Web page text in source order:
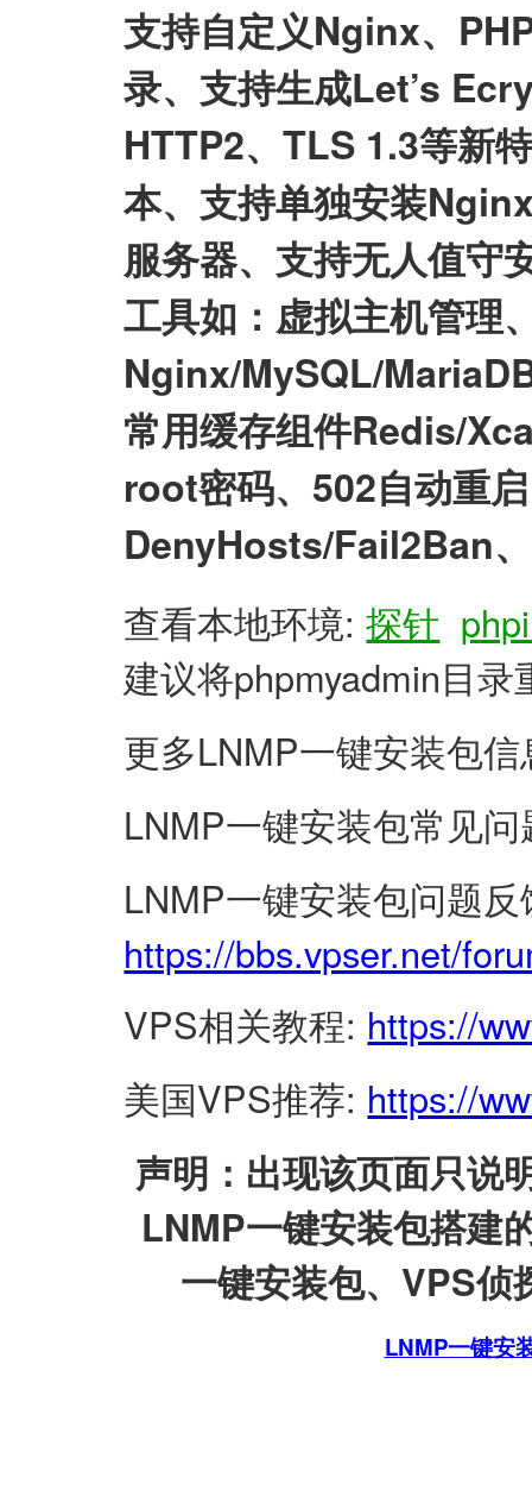
支持自定义Nginx、
录、支持生成Let’s
HTTP2、TLS 1.3等新
本、支持单独安装
服务器、支持无人值守
工具如：虚拟主机管理
Nginx/MySQL/
常用缓存组件Redis/
root密码、502自动重
DenyHosts/Fail2Ban
查看本地环境:探针
建议将phpmyadmin目
更多LNMP一键安装包
LNMP一键安装包常见
LNMP一键安装包问题
https://bbs.vpser.net/
VPS相关教程: https://
美国VPS推荐: https://
声明：出现该页面只说
LNMP一键安装包搭建
一键安装包、VPS
LNMP一键安